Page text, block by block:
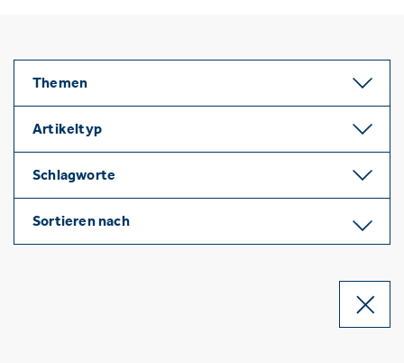
Themen
Artikeltyp
Schlagworte
Sortieren nach